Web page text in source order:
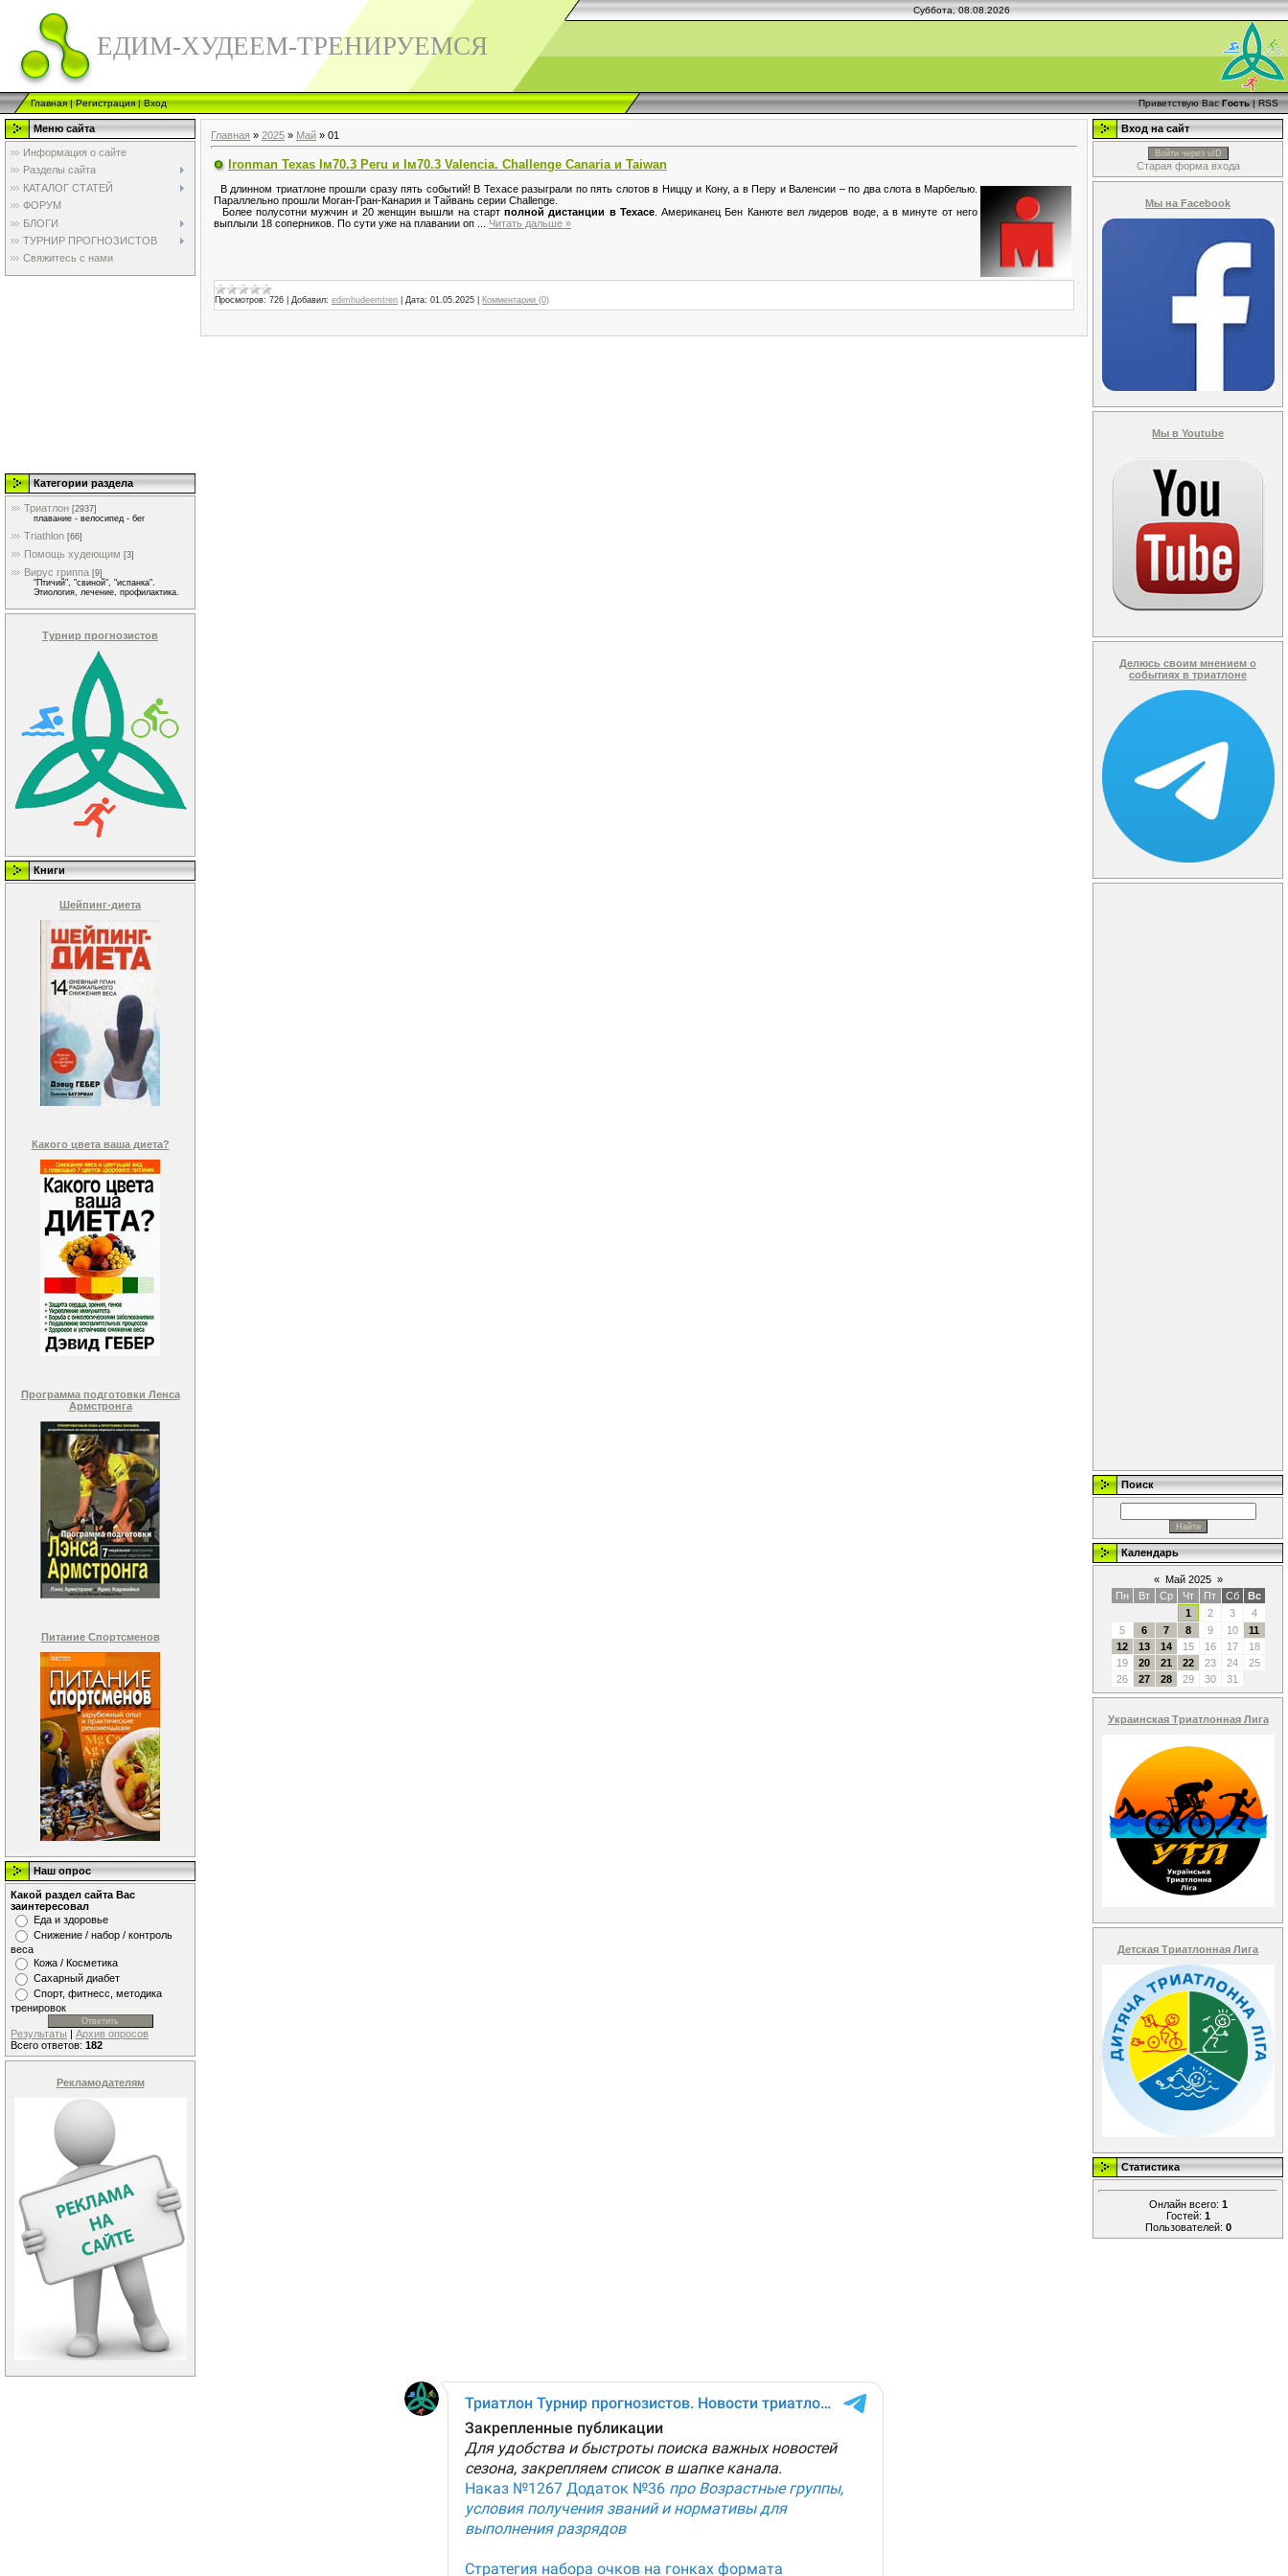
Суббота, 08.08.2026
ЕДИМ-ХУДЕЕМ-ТРЕНИРУЕМСЯ
Главная|Регистрация|Вход Приветствую Вас Гость|RSS
Меню сайта
Информация о сайте
Разделы сайта
КАТАЛОГ СТАТЕЙ
ФОРУМ
БЛОГИ
ТУРНИР ПРОГНОЗИСТОВ
Свяжитесь с нами
Категории раздела
Триатлон [2937]
плавание - велосипед - бег
Triathlon [66]
Помощь худеющим [3]
Вирус гриппа [9]
"Птичий", "свиной", "испанка".
Этиология, лечение, профилактика.
Турнир прогнозистов
Книги
Шейпинг-диета
Какого цвета ваша диета?
Программа подготовки Ленса
Армстронга
Питание Спортсменов
Наш опрос
Какой раздел сайта Вас
заинтересовал
Еда и здоровье
Снижение / набор / контроль
веса
Кожа / Косметика
Сахарный диабет
Спорт, фитнесс, методика
тренировок
Результаты | Архив опросов
Всего ответов: 182
Рекламодателям
Главная » 2025 » Май » 01
Ironman Texas Iм70.3 Peru и Iм70.3 Valencia. Challenge Canaria и Taiwan
В длинном триатлоне прошли сразу пять событий! В Техасе разыграли по пять слотов в Ниццу и Кону, а в Перу и Валенсии – по два слота в Марбелью.
Параллельно прошли Моган-Гран-Канария и Тайвань серии Challenge.
Более полусотни мужчин и 20 женщин вышли на стартполной дистанции в Техасе. Американец Бен Канюте вел лидеров воде, а в минуте от него
выплыли 18 соперников. По сути уже на плавании оп
Читать дальше »
Просмотров: 726 Добавил: edimhudeemtren Дата: 01.05.2025 Комментарии (0)
Вход на сайт
Войти через uID
Старая форма входа
Мы на Facebook
Мы в Youtube
Делюсь своим мнением о
событиях в триатлоне
Поиск
Календарь
« Май 2025 »
Пн
Вт Ср Чт Пт Сб
Вс
1
2 3
4
5
6 7 8 9 10
11
12
13 14 15 16 17
18
19
20 21 22 23 24
25
26
27 28 29 30 31
Украинская Триатлонная Лига
Детская Триатлонная Лига
Статистика
Онлайн всего: 1
Гостей: 1
Пользователей: 0